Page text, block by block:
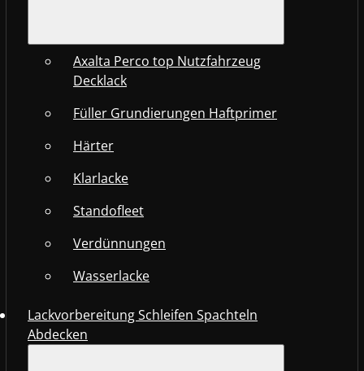
Axalta Perco top Nutzfahrzeug
Decklack
Füller Grundierungen Haftprimer
Härter
Klarlacke
Standofleet
Verdünnungen
Wasserlacke
Lackvorbereitung Schleifen Spachteln
Abdecken